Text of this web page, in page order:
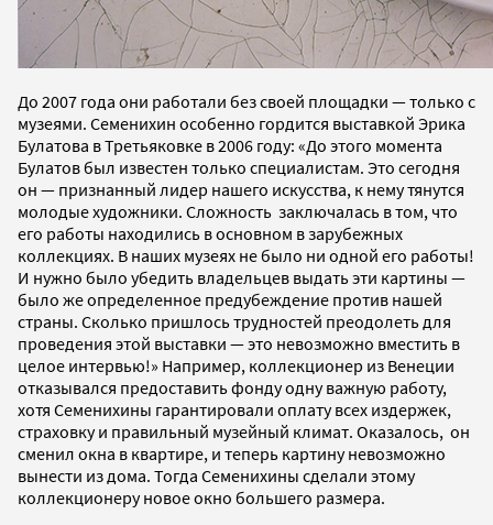
До 2007 года они работали без своей площадки — только с
музеями. Семенихин особенно гордится выставкой Эрика
Булатова в Третьяковке в 2006 году: «До этого момента
Булатов был известен только специалистам. Это сегодня
он — признанный лидер нашего искусства, к нему тянутся
молодые художники. Сложность заключалась в том, что
его работы находились в основном в зарубежных
коллекциях. В наших музеях не было ни одной его работы!
И нужно было убедить владельцев выдать эти картины —
было же определенное предубеждение против нашей
страны. Сколько пришлось трудностей преодолеть для
проведения этой выставки — это невозможно вместить в
целое интервью!» Например, коллекционер из Венеции
отказывался предоставить фонду одну важную работу,
хотя Семенихины гарантировали оплату всех издержек,
страховку и правильный музейный климат. Оказалось, он
сменил окна в квартире, и теперь картину невозможно
вынести из дома. Тогда Семенихины сделали этому
коллекционеру новое окно большего размера.